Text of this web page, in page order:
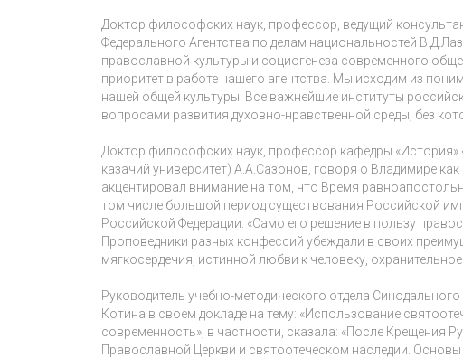
Доктор философских наук, профессор, ведущий
Федерального Агентства по делам национальностей
православной культуры и социогенеза современного
приоритет в работе нашего агентства. Мы исходим из
нашей общей культуры. Все важнейшие институты
вопросами развития духовно-нравственной среды, без
Доктор философских наук, профессор кафедры
казачий университет) А.А.Сазонов, говоря о Владимире
акцентировал внимание на том, что Время
том числе большой период существования Российской
Российской Федерации. «Само его решение в пользу
Проповедники разных конфессий убеждали в своих
мягкосердечия, истинной любви к человеку,
Руководитель учебно-методического отдела
Котина в своем докладе на тему: «Использование
современность», в частности, сказала: «После Крещения
Православной Церкви и святоотеческом наследии.